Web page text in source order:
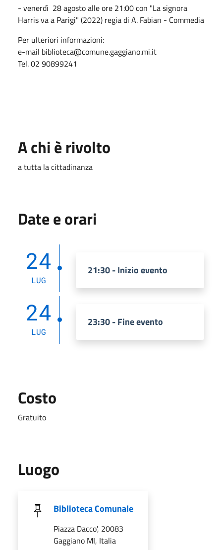
- venerdì 28 agosto alle ore 21:00 con "La signora
Harris va a Parigi" (2022) regia di A. Fabian - Commedia
Per ulteriori informazioni:
e-mail biblioteca@comune.gaggiano.mi.it
Tel. 02 90899241
A chi è rivolto
a tutta la cittadinanza
Date e orari
24
LUG
21:30 - Inizio evento
24
LUG
23:30 - Fine evento
Costo
Gratuito
Luogo
Biblioteca Comunale
Piazza Dacco', 20083
Gaggiano MI, Italia